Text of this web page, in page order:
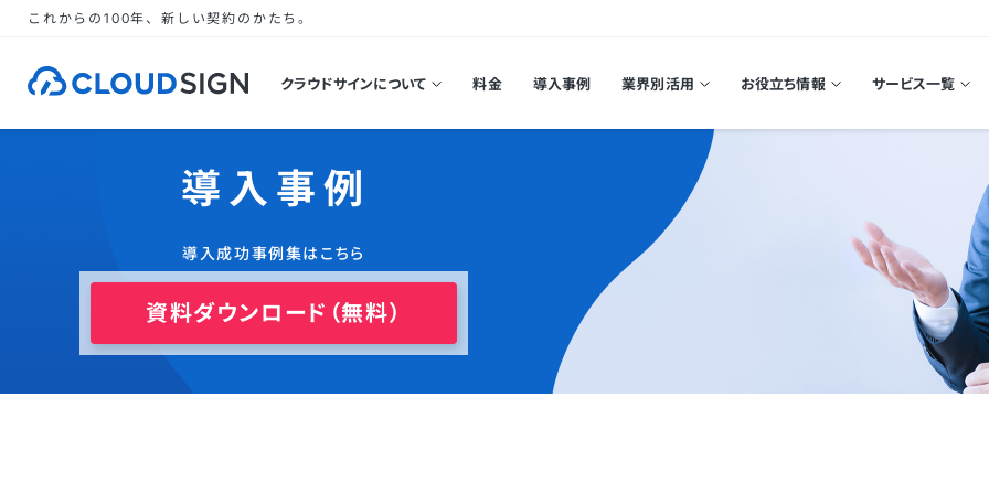
これからの100年、新しい契約のかたち。
クラウドサインについて 料金 導入事例 業界別活用 お役立ち情報 サービス一覧
導入事例
導入成功事例集はこちら
資料ダウンロード（無料）